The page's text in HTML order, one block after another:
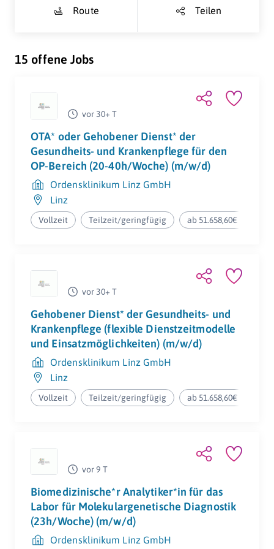
Route Teilen
15 offene Jobs
vor 30+ T
OTA* oder Gehobener Dienst* der
Gesundheits- und Krankenpflege für den
OP-Bereich (20-40h/Woche) (m/w/d)
Ordensklinikum Linz GmbH
Linz
Vollzeit Teilzeit/geringfügig ab 51.658,60€ pro Jahr
vor 30+ T
Gehobener Dienst* der Gesundheits- und
Krankenpflege (flexible Dienstzeitmodelle
und Einsatzmöglichkeiten) (m/w/d)
Ordensklinikum Linz GmbH
Linz
Vollzeit Teilzeit/geringfügig ab 51.658,60€ pro Jahr
vor 9 T
Biomedizinische*r Analytiker*in für das
Labor für Molekulargenetische Diagnostik
(23h/Woche) (m/w/d)
Ordensklinikum Linz GmbH